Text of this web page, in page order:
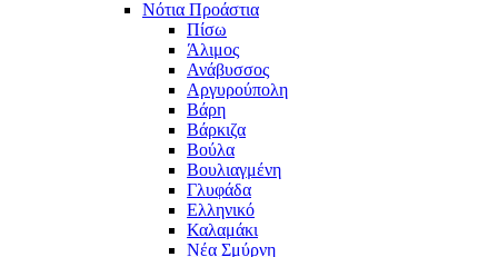
Νότια Προάστια
Πίσω
Άλιμος
Ανάβυσσος
Αργυρούπολη
Βάρη
Βάρκιζα
Βούλα
Βουλιαγμένη
Γλυφάδα
Ελληνικό
Καλαμάκι
Νέα Σμύρνη